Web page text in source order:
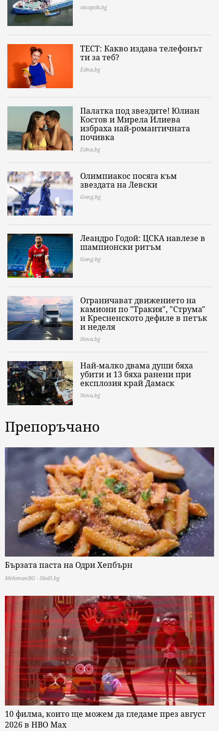
sinoptik.bg
ТЕСТ: Какво издава телефонът
ти за теб?
Edna.bg
Палатка под звездите! Юлиан
Костов и Мирела Илиева
избраха най-романтичната
почивка
Edna.bg
Олимпиакос посяга към
звездата на Левски
Gong.bg
Леандро Годой: ЦСКА навлезе в
шампионски ритъм
Gong.bg
Ограничават движението на
камиони по "Тракия", "Струма"
и Кресненското дефиле в петък
и неделя
Nova.bg
Най-малко двама души бяха
убити и 13 бяха ранени при
експлозия край Дамаск
Nova.bg
Препоръчано
Бързата паста на Одри Хепбърн
MelomanBG - Sled5.bg
10 филма, които ще можем да гледаме през август
2026 в HBO Max